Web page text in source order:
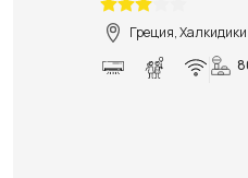
Греция,